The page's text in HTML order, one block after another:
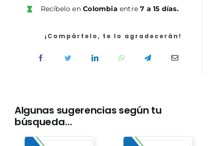
de
de
cantidad
Recíbelo enColombia entre7 a 15 días.
¡Compártelo, te lo agradecerán!
Algunas sugerencias según tu
búsqueda…